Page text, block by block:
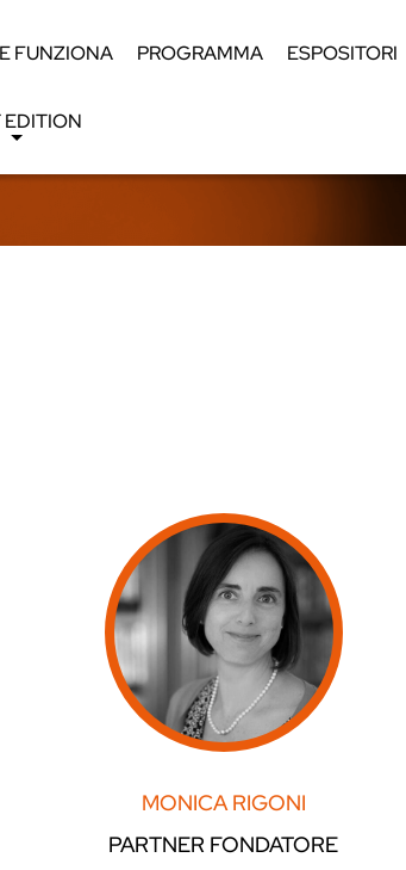
FUNZIONA PROGRAMMA ESPOSITORI
EDITION
MONICA RIGONI
PARTNER FONDATORE